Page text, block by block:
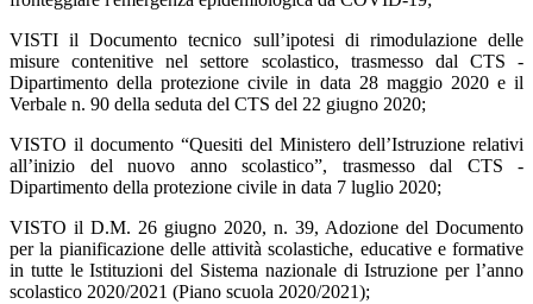
VISTI il Documento tecnico sull’ipotesi di rimodulazione delle
misure contenitive nel settore scolastico, trasmesso dal CTS -
Dipartimento della protezione civile in data 28 maggio 2020 e il
Verbale n. 90 della seduta del CTS del 22 giugno 2020;
VISTO il documento “Quesiti del Ministero dell’Istruzione relativi
all’inizio del nuovo anno scolastico”, trasmesso dal CTS -
Dipartimento della protezione civile in data 7 luglio 2020;
VISTO il D.M. 26 giugno 2020, n. 39, Adozione del Documento
per la pianificazione delle attività scolastiche, educative e formative
in tutte le Istituzioni del Sistema nazionale di Istruzione per l’anno
scolastico 2020/2021 (Piano scuola 2020/2021);